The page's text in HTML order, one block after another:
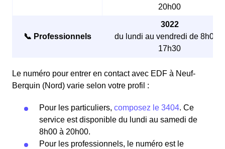
20h00
📞 Professionnels
3022
du lundi au vendredi de 8h00 à
17h30
Le numéro pour entrer en contact avec EDF à Neuf-
Berquin (Nord) varie selon votre profil :
Pour les particuliers, composez le 3404. Ce
service est disponible du lundi au samedi de
8h00 à 20h00.
Pour les professionnels, le numéro est le